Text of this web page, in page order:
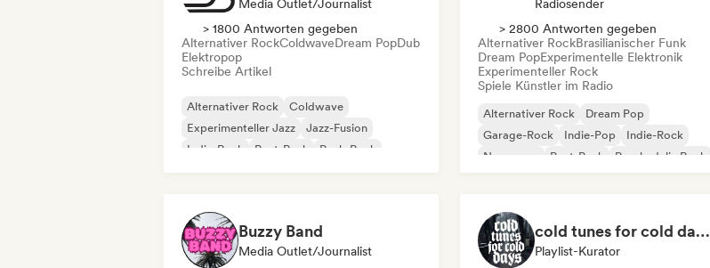
Media Outlet/Journalist
> 1800 Antworten gegeben
Alternativer RockColdwaveDream PopDub
Elektropop
Schreibe Artikel
Alternativer Rock
Coldwave
Experimenteller Jazz
Jazz-Fusion
Indie-Rock
Post-Punk
Punk-Rock
Radiosender
> 2800 Antworten gegeben
Alternativer RockBrasilianischer Funk
Dream PopExperimentelle Elektronik
Experimenteller Rock
Spiele Künstler im Radio
Alternativer Rock
Dream Pop
Garage-Rock
Indie-Pop
Indie-Rock
New wave
Post-Punk Psychedelic Rock
Buzzy Band
Media Outlet/Journalist
cold tunes for cold days ( post punk / darkwave )
Playlist-Kurator